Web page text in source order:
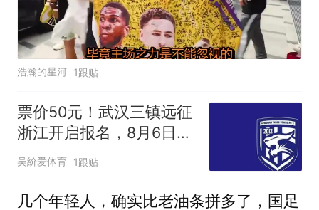
浩瀚的星河 1跟贴
票价50元！武汉三镇远征
浙江开启报名，8月6日上
午10点截止
吴紒爱体育 1跟贴
几个年轻人，确实比老油条拼多了，国足